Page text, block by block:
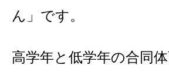
ん」です。
高学年と低学年の合同